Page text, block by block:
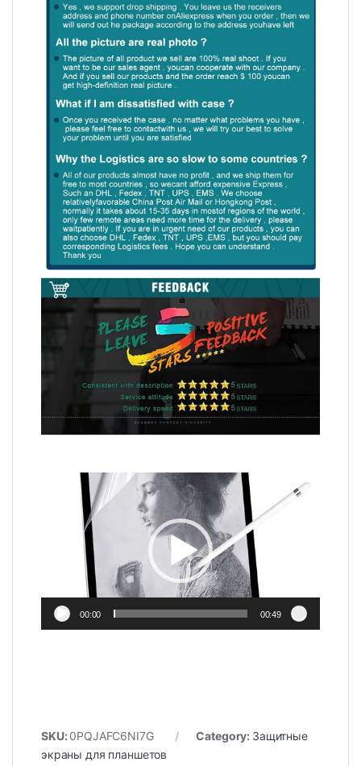
00:00 00:49
SKU: 0PQJAFC6NI7G Category: Защитные
экраны для планшетов